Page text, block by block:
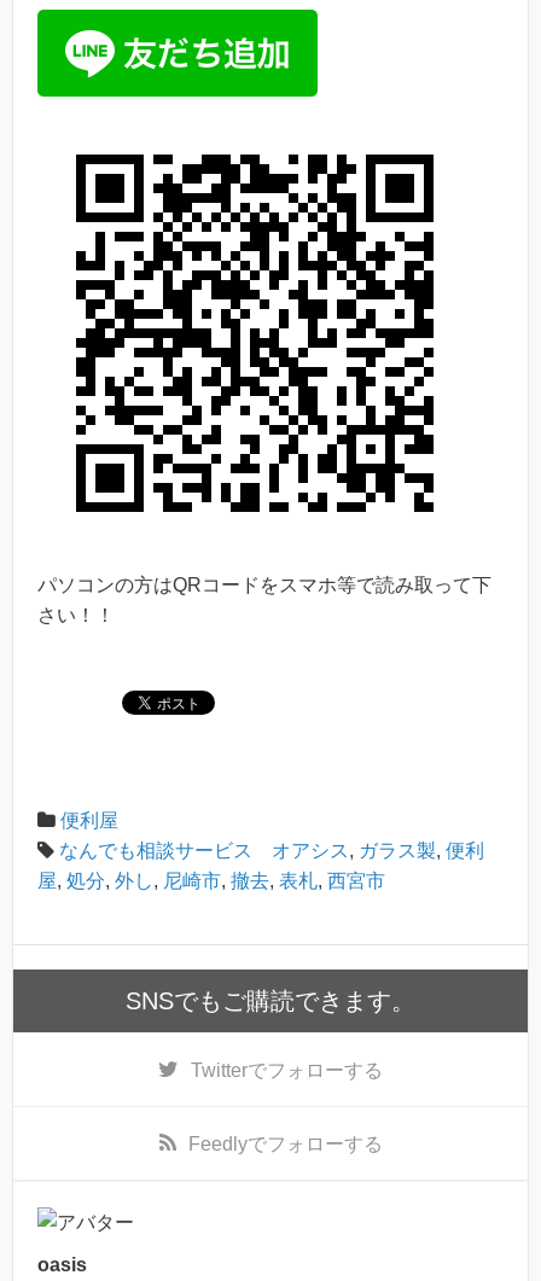
パソコンの方はQRコードをスマホ等で読み取って下
さい！！
便利屋
なんでも相談サービス オアシス, ガラス製, 便利
屋, 処分, 外し, 尼崎市, 撤去, 表札, 西宮市
SNSでもご購読できます。
Twitterでフォローする
Feedlyでフォローする
oasis